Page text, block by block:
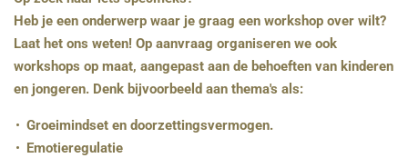
Heb je een onderwerp waar je graag een workshop over wilt?
Laat het ons weten! Op aanvraag organiseren we ook
workshops op maat, aangepast aan de behoeften van kinderen
en jongeren. Denk bijvoorbeeld aan thema's als:
Groeimindset en doorzettingsvermogen.
Emotieregulatie